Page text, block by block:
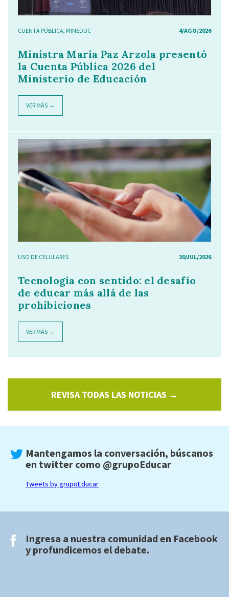
CUENTA PÚBLICA, MINEDUC 4/AGO/2026
Ministra María Paz Arzola presentó
la Cuenta Pública 2026 del
Ministerio de Educación
VER MÁS →
USO DE CELULARES 30/JUL/2026
Tecnología con sentido: el desafío
de educar más allá de las
prohibiciones
VER MÁS →
REVISA TODAS LAS NOTICIAS →
Mantengamos la conversación, búscanos
en twitter como @grupoEducar
Tweets by grupoEducar
Ingresa a nuestra comunidad en Facebook
y profundicemos el debate.